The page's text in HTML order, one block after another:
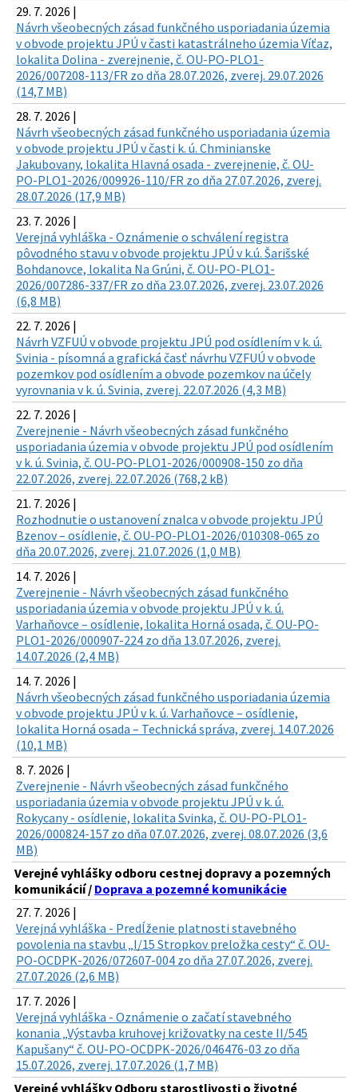
29. 7. 2026 |
Návrh všeobecných zásad funkčného usporiadania územia
v obvode projektu JPÚ v časti katastrálneho územia Víťaz,
lokalita Dolina - zverejnenie, č. OU-PO-PLO1-
2026/007208-113/FR zo dňa 28.07.2026, zverej. 29.07.2026
(14,7 MB)
28. 7. 2026 |
Návrh všeobecných zásad funkčného usporiadania územia
v obvode projektu JPÚ v časti k. ú. Chminianske
Jakubovany, lokalita Hlavná osada - zverejnenie, č. OU-
PO-PLO1-2026/009926-110/FR zo dňa 27.07.2026, zverej.
28.07.2026 (17,9 MB)
23. 7. 2026 |
Verejná vyhláška - Oznámenie o schválení registra
pôvodného stavu v obvode projektu JPÚ v k.ú. Šarišské
Bohdanovce, lokalita Na Grúni, č. OU-PO-PLO1-
2026/007286-337/FR zo dňa 23.07.2026, zverej. 23.07.2026
(6,8 MB)
22. 7. 2026 |
Návrh VZFUÚ v obvode projektu JPÚ pod osídlením v k. ú.
Svinia - písomná a grafická časť návrhu VZFUÚ v obvode
pozemkov pod osídlením a obvode pozemkov na účely
vyrovnania v k. ú. Svinia, zverej. 22.07.2026 (4,3 MB)
22. 7. 2026 |
Zverejnenie - Návrh všeobecných zásad funkčného
usporiadania územia v obvode projektu JPÚ pod osídlením
v k. ú. Svinia, č. OU-PO-PLO1-2026/000908-150 zo dňa
22.07.2026, zverej. 22.07.2026 (768,2 kB)
21. 7. 2026 |
Rozhodnutie o ustanovení znalca v obvode projektu JPÚ
Bzenov – osídlenie, č. OU-PO-PLO1-2026/010308-065 zo
dňa 20.07.2026, zverej. 21.07.2026 (1,0 MB)
14. 7. 2026 |
Zverejnenie - Návrh všeobecných zásad funkčného
usporiadania územia v obvode projektu JPÚ v k. ú.
Varhaňovce – osídlenie, lokalita Horná osada, č. OU-PO-
PLO1-2026/000907-224 zo dňa 13.07.2026, zverej.
14.07.2026 (2,4 MB)
14. 7. 2026 |
Návrh všeobecných zásad funkčného usporiadania územia
v obvode projektu JPÚ v k. ú. Varhaňovce – osídlenie,
lokalita Horná osada – Technická správa, zverej. 14.07.2026
(10,1 MB)
8. 7. 2026 |
Zverejnenie - Návrh všeobecných zásad funkčného
usporiadania územia v obvode projektu JPÚ v k. ú.
Rokycany - osídlenie, lokalita Svinka, č. OU-PO-PLO1-
2026/000824-157 zo dňa 07.07.2026, zverej. 08.07.2026 (3,6
MB)
Verejné vyhlášky odboru cestnej dopravy a pozemných
komunikácií / Doprava a pozemné komunikácie
27. 7. 2026 |
Verejná vyhláška - Predĺženie platnosti stavebného
povolenia na stavbu „I/15 Stropkov preložka cesty“ č. OU-
PO-OCDPK-2026/072607-004 zo dňa 27.07.2026, zverej.
27.07.2026 (2,6 MB)
17. 7. 2026 |
Verejná vyhláška - Oznámenie o začatí stavebného
konania „Výstavba kruhovej križovatky na ceste II/545
Kapušany“ č. OU-PO-OCDPK-2026/046476-03 zo dňa
15.07.2026, zverej. 17.07.2026 (1,7 MB)
Verejné vyhlášky Odboru starostlivosti o životné